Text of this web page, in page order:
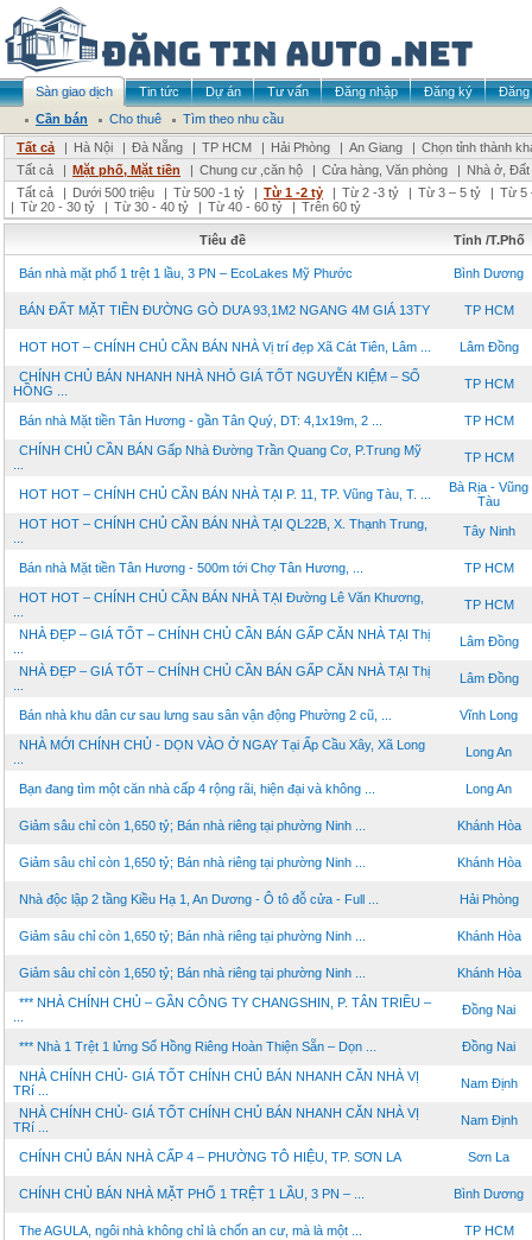
Sàn giao dịch Tin tức Dự án Tư vấn Đăng nhập Đăng ký
Đăng
Cần bán
Cho thuê
Tìm theo nhu cầu
Tất cả
| Hà Nội | Đà Nẵng | TP HCM | Hải Phòng | An Giang | Chọn tỉnh thành
Tất cả
| Mặt phố, Mặt tiền | Chung cư ,căn hộ | Cửa hàng, Văn phòng | Nhà ở,
Tất cả
| Dưới 500 triệu | Từ 500 -1 tỷ | Từ 1 -2 tỷ | Từ 2 -3 tỷ | Từ 3 – 5 tỷ | Từ 5
| Từ 20 - 30 tỷ | Từ 30 - 40 tỷ | Từ 40 - 60 tỷ | Trên 60 tỷ
Tiêu đề Tỉnh /T.Phố
Bán nhà mặt phố 1 trệt 1 lầu, 3 PN – EcoLakes Mỹ Phước Bình Dương
BÁN ĐẤT MẶT TIỀN ĐƯỜNG GÒ DƯA 93,1M2 NGANG 4M GIÁ 13TY TP HCM
HOT HOT – CHÍNH CHỦ CẦN BÁN NHÀ Vị trí đẹp Xã Cát Tiên, Lâm ... Lâm Đồng
CHÍNH CHỦ BÁN NHANH NHÀ NHỎ GIÁ TỐT NGUYỄN KIỆM – SỔ
HỒNG ...
TP HCM
Bán nhà Mặt tiền Tân Hương - gần Tân Quý, DT: 4,1x19m, 2 ... TP HCM
CHÍNH CHỦ CẦN BÁN Gấp Nhà Đường Trần Quang Cơ, P.Trung Mỹ
TP HCM
HOT HOT – CHÍNH CHỦ CẦN BÁN NHÀ TẠI P. 11, TP. Vũng Tàu, T. ...
Bà Rịa - Vũng
Tàu
HOT HOT – CHÍNH CHỦ CẦN BÁN NHÀ TẠI QL22B, X. Thạnh Trung,
Tây Ninh
Bán nhà Mặt tiền Tân Hương - 500m tới Chợ Tân Hương, ... TP HCM
HOT HOT – CHÍNH CHỦ CẦN BÁN NHÀ TẠI Đường Lê Văn Khương,
TP HCM
NHÀ ĐẸP – GIÁ TỐT – CHÍNH CHỦ CẦN BÁN GẤP CĂN NHÀ TẠI Thị
Lâm Đồng
NHÀ ĐẸP – GIÁ TỐT – CHÍNH CHỦ CẦN BÁN GẤP CĂN NHÀ TẠI Thị
Lâm Đồng
Bán nhà khu dân cư sau lưng sau sân vận động Phường 2 cũ, ... Vĩnh Long
NHÀ MỚI CHÍNH CHỦ - DỌN VÀO Ở NGAY Tại Ấp Cầu Xây, Xã Long
Long An
Bạn đang tìm một căn nhà cấp 4 rộng rãi, hiện đại và không ... Long An
Giảm sâu chỉ còn 1,650 tỷ; Bán nhà riêng tại phường Ninh ... Khánh Hòa
Giảm sâu chỉ còn 1,650 tỷ; Bán nhà riêng tại phường Ninh ... Khánh Hòa
Nhà độc lập 2 tầng Kiều Hạ 1, An Dương - Ô tô đỗ cửa - Full ... Hải Phòng
Giảm sâu chỉ còn 1,650 tỷ; Bán nhà riêng tại phường Ninh ... Khánh Hòa
Giảm sâu chỉ còn 1,650 tỷ; Bán nhà riêng tại phường Ninh ... Khánh Hòa
*** NHÀ CHÍNH CHỦ – GẦN CÔNG TY CHANGSHIN, P. TÂN TRIỀU –
Đồng Nai
*** Nhà 1 Trệt 1 lửng Sổ Hồng Riêng Hoàn Thiện Sẵn – Dọn ... Đồng Nai
NHÀ CHÍNH CHỦ- GIÁ TỐT CHÍNH CHỦ BÁN NHANH CĂN NHÀ VỊ
TRí ...
Nam Định
NHÀ CHÍNH CHỦ- GIÁ TỐT CHÍNH CHỦ BÁN NHANH CĂN NHÀ VỊ
TRí ...
Nam Định
CHÍNH CHỦ BÁN NHÀ CẤP 4 – PHƯỜNG TÔ HIỆU, TP. SƠN LA Sơn La
CHÍNH CHỦ BÁN NHÀ MẶT PHỐ 1 TRỆT 1 LẦU, 3 PN – ... Bình Dương
The AGULA, ngôi nhà không chỉ là chốn an cư, mà là một ... TP HCM